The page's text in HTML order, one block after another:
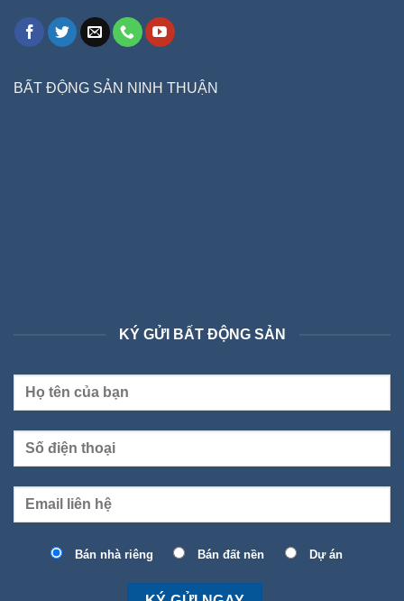
BẤT ĐỘNG SẢN NINH THUẬN
KÝ GỬI BẤT ĐỘNG SẢN
Bán nhà riêng Bán đất nền Dự án